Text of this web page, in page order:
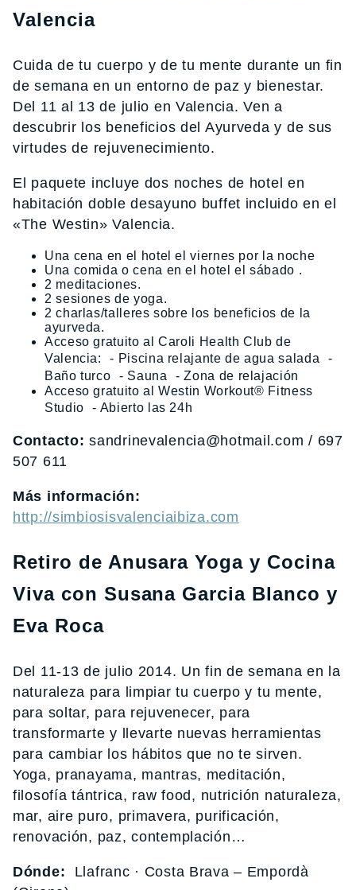
Valencia
Cuida de tu cuerpo y de tu mente durante un fin
de semana en un entorno de paz y bienestar.
Del 11 al 13 de julio en Valencia. Ven a
descubrir los beneficios del Ayurveda y de sus
virtudes de rejuvenecimiento.
El paquete incluye dos noches de hotel en
habitación doble desayuno buffet incluido en el
«The Westin» Valencia.
Una cena en el hotel el viernes por la noche
Una comida o cena en el hotel el sábado .
2 meditaciones.
2 sesiones de yoga.
2 charlas/talleres sobre los beneficios de la
ayurveda.
Acceso gratuito al Caroli Health Club de
Valencia: - Piscina relajante de agua salada -
Baño turco - Sauna - Zona de relajación
Acceso gratuito al Westin Workout® Fitness
Studio - Abierto las 24h
Contacto: sandrinevalencia@hotmail.com / 697
507 611
Más información:
http://simbiosisvalenciaibiza.com
Retiro de Anusara Yoga y Cocina
Viva con Susana Garcia Blanco y
Eva Roca
Del 11-13 de julio 2014. Un fin de semana en la
naturaleza para limpiar tu cuerpo y tu mente,
para soltar, para rejuvenecer, para
transformarte y llevarte nuevas herramientas
para cambiar los hábitos que no te sirven.
Yoga, pranayama, mantras, meditación,
filosofía tántrica, raw food, nutrición naturaleza,
mar, aire puro, primavera, purificación,
renovación, paz, contemplación…
Dónde: Llafranc · Costa Brava – Empordà